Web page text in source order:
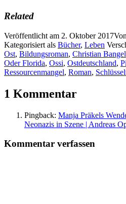
Related
Veröffentlicht am 2. Oktober 2017Von
Kategorisiert als Bücher, Leben
Ost, Bildungsroman, Christian Bangel
Oder Florida, Ossi, Ostdeutschland,
Ressourcenmangel, Roman,
1 Kommentar
Pingback: Manja Präkels
Neonazis in Szene | Andreas
Kommentar verfassen